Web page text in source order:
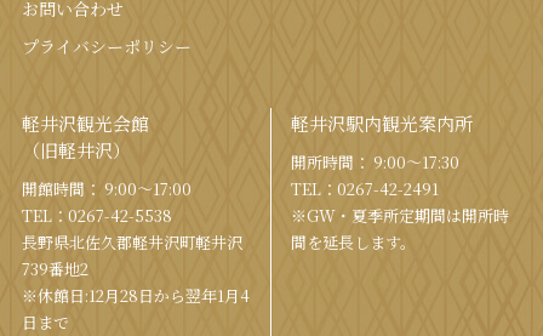
お問い合わせ
プライバシーポリシー
軽井沢観光会館
（旧軽井沢）
開館時間： 9:00〜17:00
TEL： 0267-42-5538
⻑野県北佐久郡軽井沢町軽井沢
739番地2
※休館日:12月28日から翌年1月4
日まで
軽井沢駅内観光案内所
開所時間： 9:00〜17:30
TEL： 0267-42-2491
※GW・夏季所定期間は開所時
間を延⻑します。